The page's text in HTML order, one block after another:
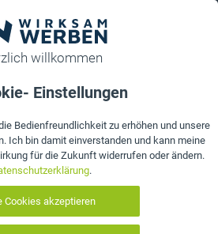
Bewertungen Kontakt